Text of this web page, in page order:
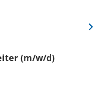
(m/w/d)
Eine